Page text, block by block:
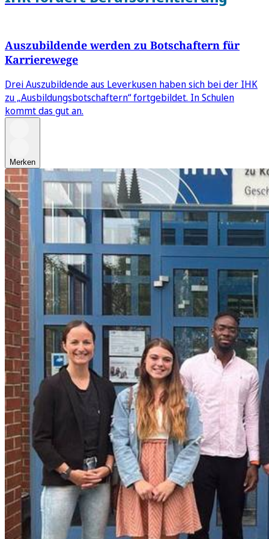
Auszubildende werden zu Botschaftern für
Karrierewege
Drei Auszubildende aus Leverkusen haben sich bei der IHK
zu „Ausbildungsbotschaftern“ fortgebildet. In Schulen
kommt das gut an.
Merken